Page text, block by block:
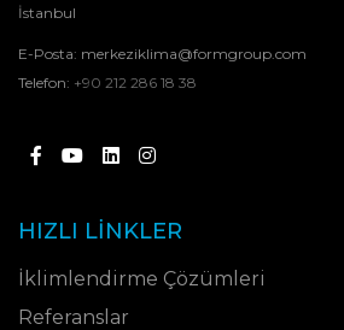
İstanbul
E-Posta: merkeziklima@formgroup.com
Telefon: +90 212 286 18 38
HIZLI LINKLER
İklimlendirme Çözümleri
Referanslar